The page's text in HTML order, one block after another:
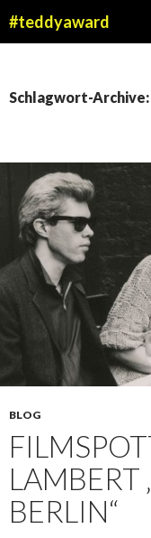
#teddyaward
Schlagwort-
BLOG
LAMBERT
BERLIN“